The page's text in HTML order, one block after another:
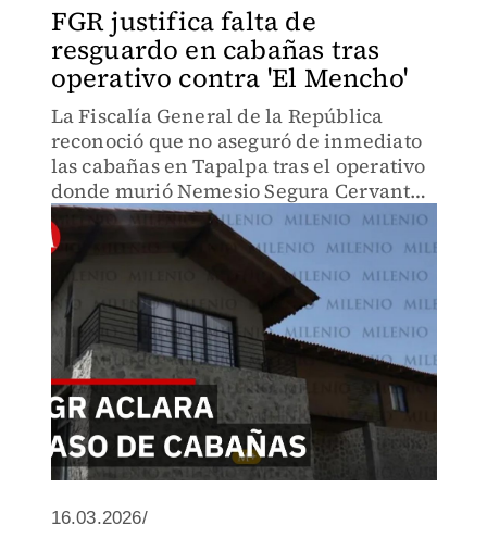
FGR justifica falta de
resguardo en cabañas tras
operativo contra 'El Mencho'
La Fiscalía General de la República
reconoció que no aseguró de inmediato
las cabañas en Tapalpa tras el operativo
donde murió Nemesio Segura Cervantes.
Argumentó falta de condiciones de
seguridad.
16.03.2026/